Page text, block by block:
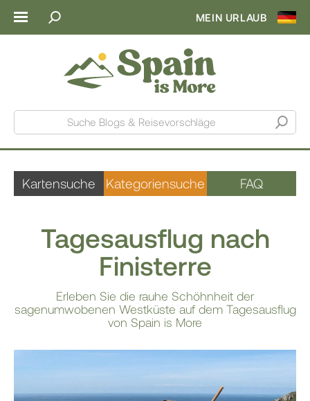
MEIN URLAUB
Suche Blogs & Reisevorschläge
Kartensuche Kategoriensuche FAQ
Tagesausflug nach
Finisterre
Erleben Sie die rauhe Schöhnheit der
sagenumwobenen Westküste auf dem Tagesausflug
von Spain is More